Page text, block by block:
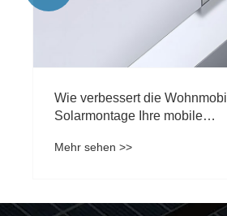
Wie verbessert die
Solarmontage Ihre mobile
Mehr sehen >>